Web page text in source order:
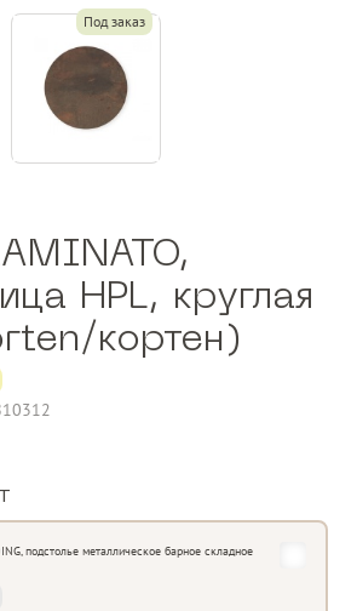
Под заказ
HPL, круглая
кортен)
подстолье металлическое барное складное